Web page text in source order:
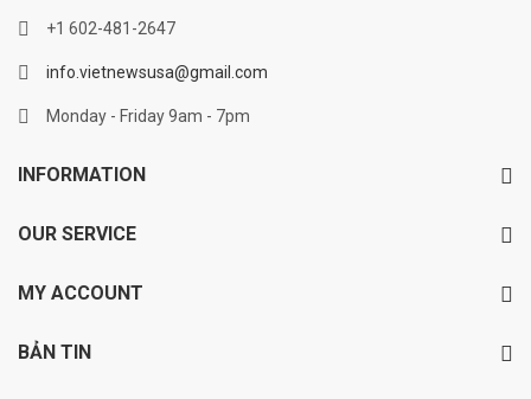
+1 602-481-2647
info.vietnewsusa@gmail.com
Monday - Friday 9am - 7pm
INFORMATION
OUR SERVICE
MY ACCOUNT
BẢN TIN